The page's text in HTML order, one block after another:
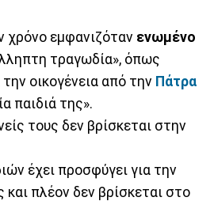
χρόνο εμφανιζόταν ενωμένο
τραγωδία», όπως
οικογένεια από την Πάτρα
παιδιά της».
τους δεν βρίσκεται στην
έχει προσφύγει για την
πλέον δεν βρίσκεται στο